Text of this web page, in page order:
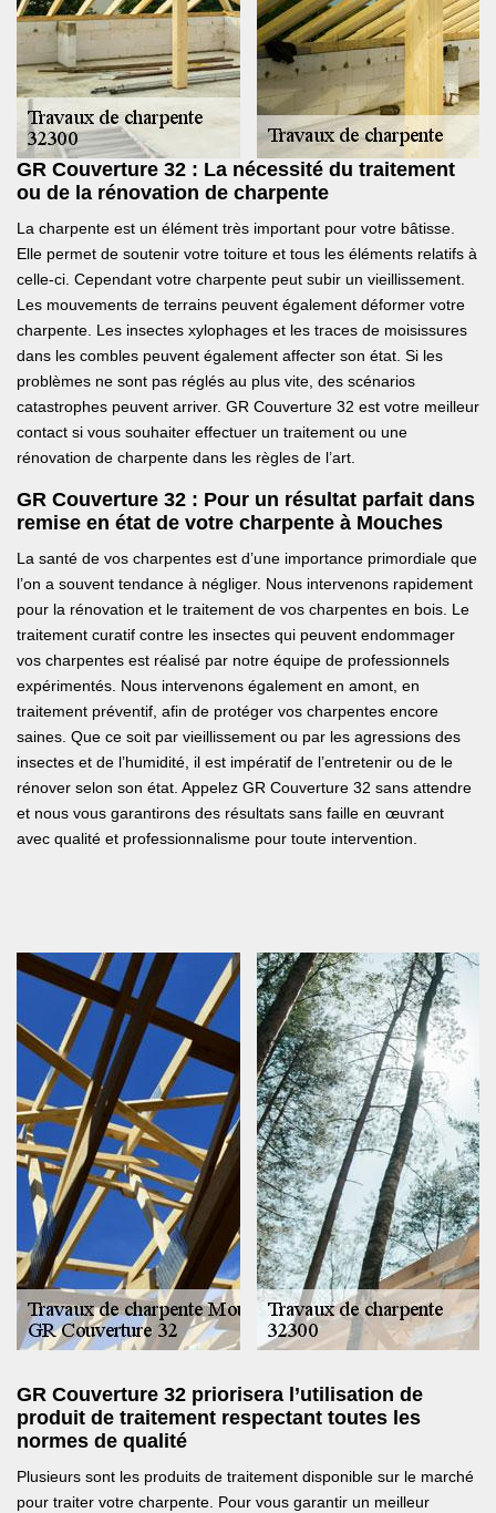
GR Couverture 32 : La nécessité du traitement
ou de la rénovation de charpente
La charpente est un élément très important pour votre bâtisse.
Elle permet de soutenir votre toiture et tous les éléments relatifs à
celle-ci. Cependant votre charpente peut subir un vieillissement.
Les mouvements de terrains peuvent également déformer votre
charpente. Les insectes xylophages et les traces de moisissures
dans les combles peuvent également affecter son état. Si les
problèmes ne sont pas réglés au plus vite, des scénarios
catastrophes peuvent arriver. GR Couverture 32 est votre meilleur
contact si vous souhaiter effectuer un traitement ou une
rénovation de charpente dans les règles de l’art.
GR Couverture 32 : Pour un résultat parfait dans
remise en état de votre charpente à Mouches
La santé de vos charpentes est d’une importance primordiale que
l’on a souvent tendance à négliger. Nous intervenons rapidement
pour la rénovation et le traitement de vos charpentes en bois. Le
traitement curatif contre les insectes qui peuvent endommager
vos charpentes est réalisé par notre équipe de professionnels
expérimentés. Nous intervenons également en amont, en
traitement préventif, afin de protéger vos charpentes encore
saines. Que ce soit par vieillissement ou par les agressions des
insectes et de l’humidité, il est impératif de l’entretenir ou de le
rénover selon son état. Appelez GR Couverture 32 sans attendre
et nous vous garantirons des résultats sans faille en œuvrant
avec qualité et professionnalisme pour toute intervention.
GR Couverture 32 priorisera l’utilisation de
produit de traitement respectant toutes les
normes de qualité
Plusieurs sont les produits de traitement disponible sur le marché
pour traiter votre charpente. Pour vous garantir un meilleur